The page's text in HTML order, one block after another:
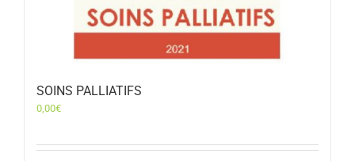
SOINS PALLIATIFS
0,00€